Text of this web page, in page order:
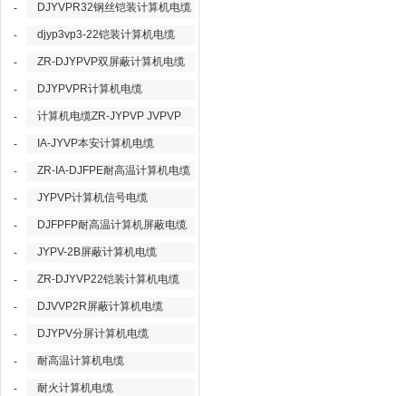
- DJYVPR32钢丝铠装计算机电缆
- djyp3vp3-22铠装计算机电缆
- ZR-DJYPVP双屏蔽计算机电缆
- DJYPVPR计算机电缆
- 计算机电缆ZR-JYPVP JVPVP
- IA-JYVP本安计算机电缆
- ZR-IA-DJFPE耐高温计算机电缆
- JYPVP计算机信号电缆
- DJFPFP耐高温计算机屏蔽电缆
- JYPV-2B屏蔽计算机电缆
- ZR-DJYVP22铠装计算机电缆
- DJVVP2R屏蔽计算机电缆
- DJYPV分屏计算机电缆
- 耐高温计算机电缆
- 耐火计算机电缆